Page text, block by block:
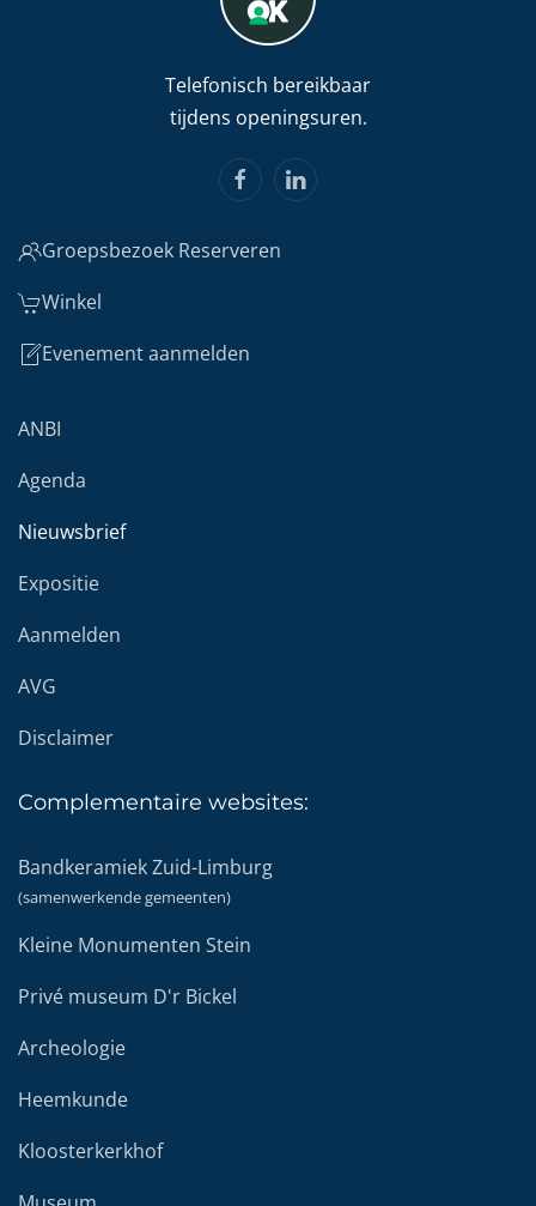
Telefonisch bereikbaar
tijdens openingsuren.
Groepsbezoek Reserveren
Winkel
Evenement aanmelden
ANBI
Agenda
Nieuwsbrief
Expositie
Aanmelden
AVG
Disclaimer
Complementaire websites:
Bandkeramiek Zuid-Limburg
(samenwerkende gemeenten)
Kleine Monumenten Stein
Privé museum D'r Bickel
Archeologie
Heemkunde
Kloosterkerkhof